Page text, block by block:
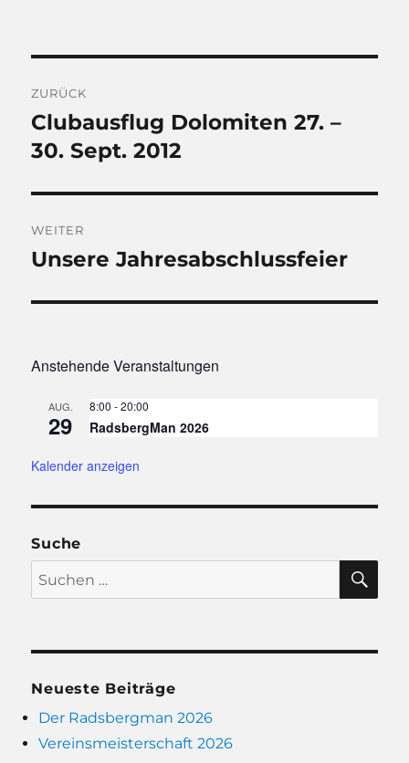
ZURÜCK
Vorheriger
Beitrag:
Clubausflug Dolomiten 27. –
30. Sept. 2012
WEITER
Nächster
Unsere Jahresabschlussfeier
Anstehende Veranstaltungen
AUG.
29
8:00 -20:00
RadsbergMan 2026
Kalender anzeigen
Suche
Suchen
nach:
Neueste Beiträge
Der Radsbergman 2026
Vereinsmeisterschaft 2026